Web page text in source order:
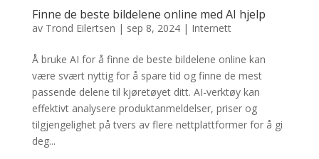
Finne de beste bildelene online med AI hjelp
av Trond Eilertsen | sep 8, 2024| Internett
Å bruke AI for å finne de beste bildelene online kan
være svært nyttig for å spare tid og finne de mest
passende delene til kjøretøyet ditt. AI-verktøy kan
effektivt analysere produktanmeldelser, priser og
tilgjengelighet på tvers av flere nettplattformer for å gi
deg...